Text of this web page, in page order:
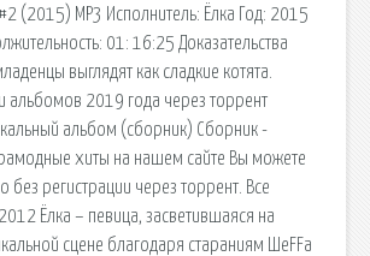
(2015) MP3 Исполнитель: Ёлка Год: 2015
01: 16:25 Доказательства
выглядят как сладкие котята.
альбомов 2019 года через торрент
альбом (сборник) Сборник -
хиты на нашем сайте Вы можете
без регистрации через торрент. Все
Ёлка – певица, засветившаяся на
сцене благодаря стараниям ШеFFа